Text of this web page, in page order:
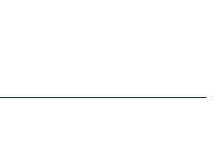
Masa